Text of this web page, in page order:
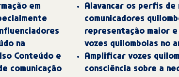
em
na
Conteúdo e
comunicação
Alavancar os perfis
comunicadores
representação maior
vozes quilombolas no
Amplificar vozes
consciência sobre a